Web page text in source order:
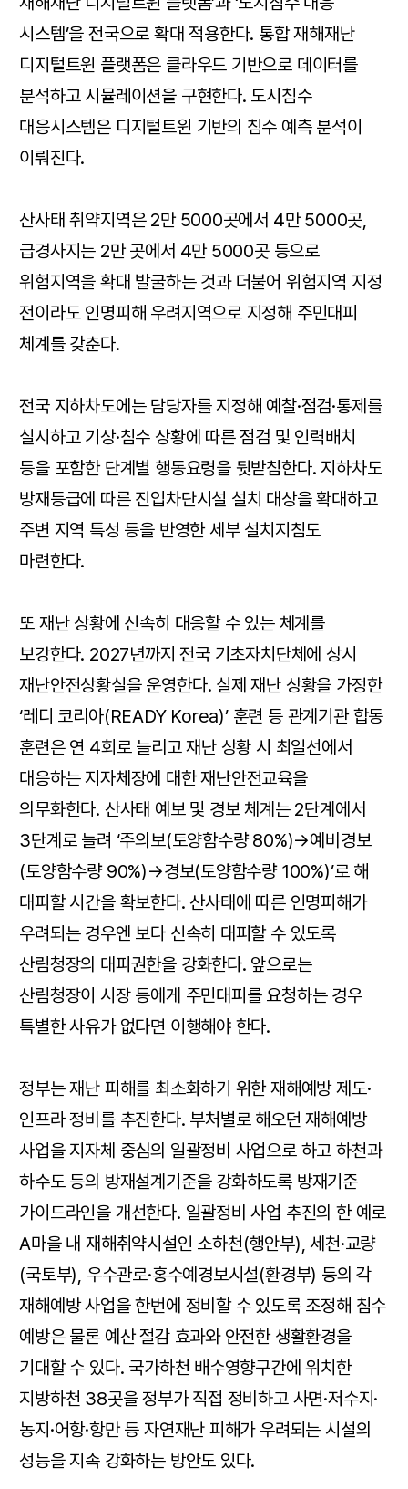
시스템’을 전국으로 확대 적용한다. 통합 재해재난
디지털트윈 플랫폼은 클라우드 기반으로 데이터를
분석하고 시뮬레이션을 구현한다. 도시침수
대응시스템은 디지털트윈 기반의 침수 예측 분석이
이뤄진다.
산사태 취약지역은 2만 5000곳에서 4만 5000곳,
급경사지는 2만 곳에서 4만 5000곳 등으로
위험지역을 확대 발굴하는 것과 더불어 위험지역 지정
전이라도 인명피해 우려지역으로 지정해 주민대피
체계를 갖춘다.
전국 지하차도에는 담당자를 지정해 예찰·점검·통제를
실시하고 기상·침수 상황에 따른 점검 및 인력배치
등을 포함한 단계별 행동요령을 뒷받침한다. 지하차도
방재등급에 따른 진입차단시설 설치 대상을 확대하고
주변 지역 특성 등을 반영한 세부 설치지침도
마련한다.
또 재난 상황에 신속히 대응할 수 있는 체계를
보강한다. 2027년까지 전국 기초자치단체에 상시
재난안전상황실을 운영한다. 실제 재난 상황을 가정한
‘레디 코리아(READY Korea)’ 훈련 등 관계기관 합동
훈련은 연 4회로 늘리고 재난 상황 시 최일선에서
대응하는 지자체장에 대한 재난안전교육을
의무화한다. 산사태 예보 및 경보 체계는 2단계에서
3단계로 늘려 ‘주의보(토양함수량 80%)→예비경보
(토양함수량 90%)→경보(토양함수량 100%)’로 해
대피할 시간을 확보한다. 산사태에 따른 인명피해가
우려되는 경우엔 보다 신속히 대피할 수 있도록
산림청장의 대피권한을 강화한다. 앞으로는
산림청장이 시장 등에게 주민대피를 요청하는 경우
특별한 사유가 없다면 이행해야 한다.
정부는 재난 피해를 최소화하기 위한 재해예방 제도·
인프라 정비를 추진한다. 부처별로 해오던 재해예방
사업을 지자체 중심의 일괄정비 사업으로 하고 하천과
하수도 등의 방재설계기준을 강화하도록 방재기준
가이드라인을 개선한다. 일괄정비 사업 추진의 한 예로
A마을 내 재해취약시설인 소하천(행안부), 세천·교량
(국토부), 우수관로·홍수예경보시설(환경부) 등의 각
재해예방 사업을 한번에 정비할 수 있도록 조정해 침수
예방은 물론 예산 절감 효과와 안전한 생활환경을
기대할 수 있다. 국가하천 배수영향구간에 위치한
지방하천 38곳을 정부가 직접 정비하고 사면·저수지·
농지·어항·항만 등 자연재난 피해가 우려되는 시설의
성능을 지속 강화하는 방안도 있다.